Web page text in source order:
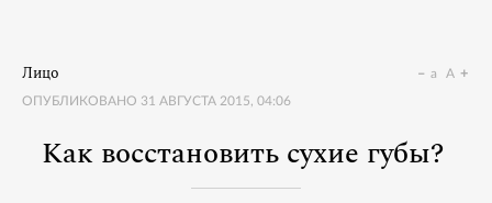
Лицо
ОПУБЛИКОВАНО 31 АВГУСТА 2015, 04:06
a A
Как восстановить сухие губы?